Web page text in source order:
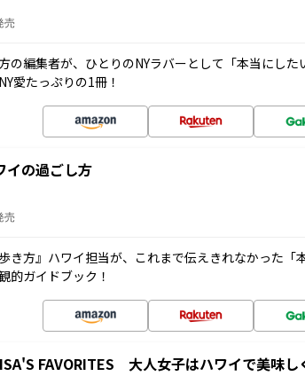
売
の編集者が、ひとりのNYラバーとして「本当にし
愛たっぷりの1冊！
イの過ごし方
売
き方』ハワイ担当が、これまで伝えきれなかった「
的ガイドブック！
FAVORITES 大人女子はハワイで美味し